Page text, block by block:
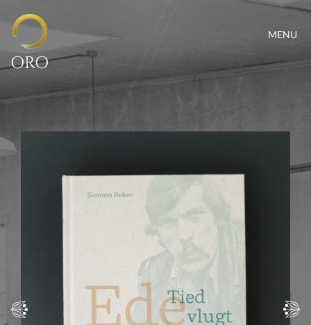
ORO
MENU